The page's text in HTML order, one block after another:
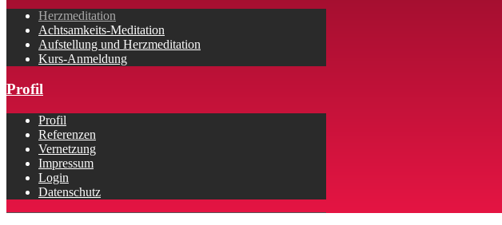
Herzmeditation
Achtsamkeits-Meditation
Aufstellung und Herzmeditation
Kurs-Anmeldung
Profil
Profil
Referenzen
Vernetzung
Impressum
Login
Datenschutz